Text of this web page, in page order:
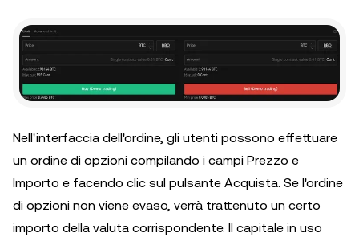
Nell'interfaccia dell'ordine, gli utenti possono effettuare
un ordine di opzioni compilando i campi Prezzo e
Importo e facendo clic sul pulsante Acquista. Se l'ordine
di opzioni non viene evaso, verrà trattenuto un certo
importo della valuta corrispondente. Il capitale in uso